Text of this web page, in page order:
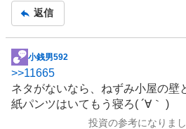
事
返信
掲
示
板
記
小銭男592
>>11665
ネタがないなら、ねずみ小屋の壁
紙パンツはいてもう寝ろ( ´∀｀ )
投資の参考になりま